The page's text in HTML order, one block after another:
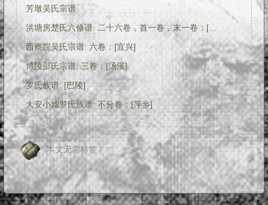
芳墩吴氏宗谱
洪塘房楚氏六修谱: 二十六卷，首一卷，末一卷：[长沙]
西察院吴氏宗谱: 六卷：[宜兴]
博陵邵氏宗谱: 三卷：[汤溪]
罗氏族谱: [巴陵]
大安小墟罗氏族谱: 不分卷：[萍乡]
本文无需标签！